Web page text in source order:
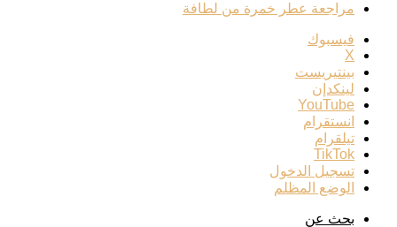
مراجعة عطر خمرة من لطافة
فيسبوك
‫X
بينتيريست
لينكدإن
‫YouTube
انستقرام
تيلقرام
‫TikTok
تسجيل الدخول
الوضع المظلم
بحث عن